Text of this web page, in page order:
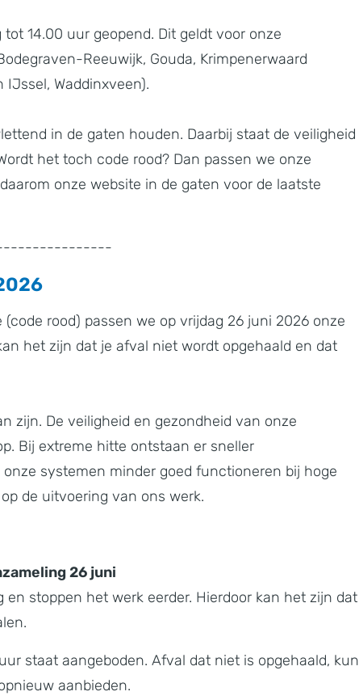
14.00 uur geopend. Dit geldt voor onze
Reeuwijk, Gouda, Krimpenerwaard
Waddinxveen).
in de gaten houden. Daarbij staat de veiligheid
het toch code rood? Dan passen we onze
onze website in de gaten voor de laatste
rood) passen we op vrijdag 26 juni 2026 onze
het zijn dat je afval niet wordt opgehaald en dat
zijn. De veiligheid en gezondheid van onze
Bij extreme hitte ontstaan er sneller
onze systemen minder goed functioneren bij hoge
de uitvoering van ons werk.
26 juni
en stoppen het werk eerder. Hierdoor kan het zijn dat
staat aangeboden. Afval dat niet is opgehaald, kun
aanbieden.